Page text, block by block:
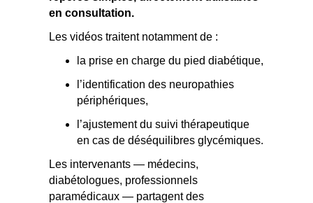
en consultation.
Les vidéos traitent notamment de :
la prise en charge du pied diabétique,
l’identification des neuropathies
périphériques,
l’ajustement du suivi thérapeutique
en cas de déséquilibres glycémiques.
Les intervenants — médecins,
diabétologues, professionnels
paramédicaux — partagent des